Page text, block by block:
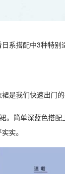
系搭配中3种特别
是我们快速出门
。简单深蓝色搭
实。